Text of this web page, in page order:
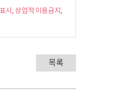
시, 상업적 이용금지,
목록